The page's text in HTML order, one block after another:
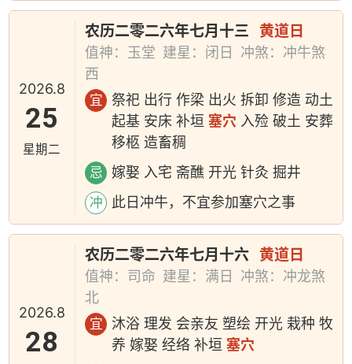
2026.8
25
星期二
农历二零二六年七月十三 黄道日
值神：玉堂 建星：闭日
冲煞：冲牛煞
西
宜
祭祀 出行 作梁 出火 拆卸 修造 动土
起基 安床 补垣塞穴 入殓 破土 安葬
移柩 造畜稠
忌 嫁娶 入宅 斋醮 开光 针灸 掘井
冲 此日冲牛，不宜参加塞穴之事
2026.8
28
农历二零二六年七月十六 黄道日
值神：司命 建星：满日
冲煞：冲龙煞
北
宜
沐浴 理发 会亲友 塑绘 开光 栽种 牧
养 嫁娶 经络 补垣塞穴